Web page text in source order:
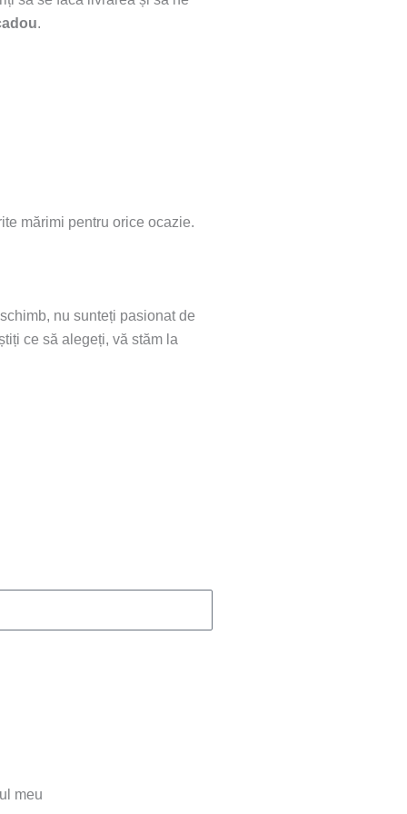
.
mărimi pentru orice ocazie.
nu sunteți pasionat de
ce să alegeți, vă stăm la
meu